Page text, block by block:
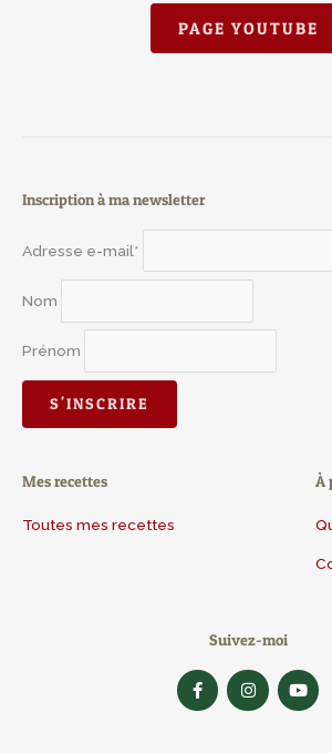
PAGE YOUTUBE
Inscription à ma newsletter
Adresse e-mail*
Nom
Prénom
Mes recettes
Toutes mes recettes
À
Suivez-moi
F
a
c
I
n
s
Y
o
u